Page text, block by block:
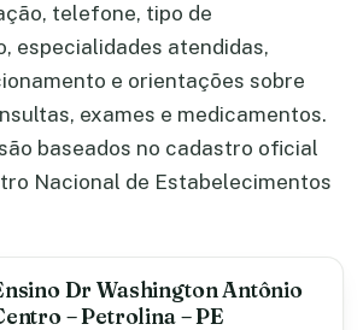
telefone, tipo de
especialidades atendidas,
e orientações sobre
exames e medicamentos.
baseados no cadastro oficial
Nacional de Estabelecimentos
Dr Washington Antônio
– Petrolina – PE